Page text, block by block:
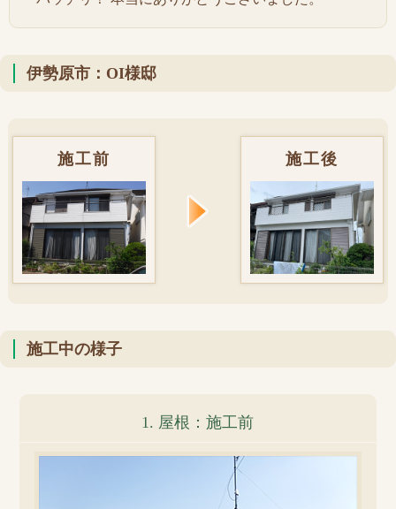
伊勢原市：OI様邸
施工前 施工後
施工中の様子
1. 屋根：施工前